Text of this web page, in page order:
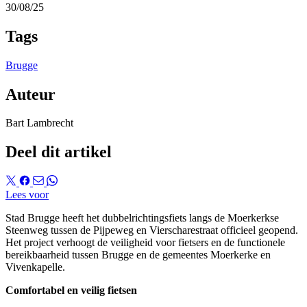
30/08/25
Tags
Brugge
Auteur
Bart Lambrecht
Deel dit artikel
Lees voor
Stad Brugge heeft het dubbelrichtingsfiets langs de Moerkerkse
Steenweg tussen de Pijpeweg en Vierscharestraat officieel geopend.
Het project verhoogt de veiligheid voor fietsers en de functionele
bereikbaarheid tussen Brugge en de gemeentes Moerkerke en
Vivenkapelle.
Comfortabel en veilig fietsen